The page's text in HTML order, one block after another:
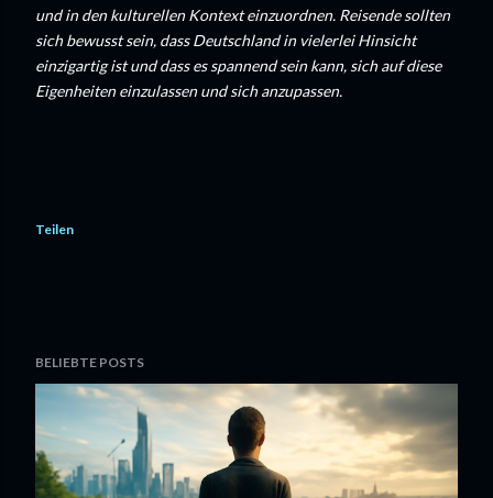
und in den kulturellen Kontext einzuordnen. Reisende sollten
sich bewusst sein, dass Deutschland in vielerlei Hinsicht
einzigartig ist und dass es spannend sein kann, sich auf diese
Eigenheiten einzulassen und sich anzupassen.
Teilen
BELIEBTE POSTS